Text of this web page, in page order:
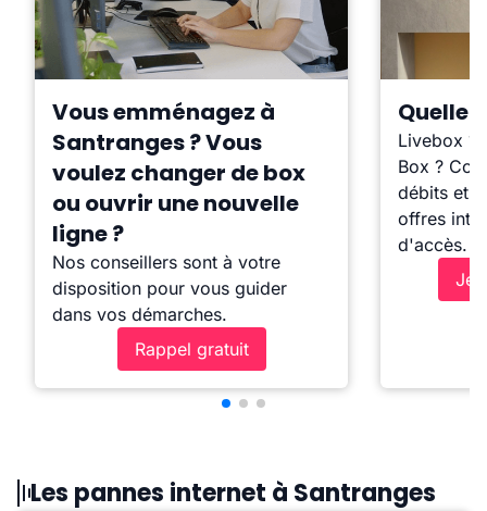
Vous emménagez à
Santranges ? Vous
voulez changer de box
ou ouvrir une nouvelle
ligne ?
Nos conseillers sont à votre
disposition pour vous guider
dans vos démarches.
Rappel gratuit
Quelle
Livebox ?
Box ?
débits et
offres
d'accès.
Je
Les pannes internet à Santranges